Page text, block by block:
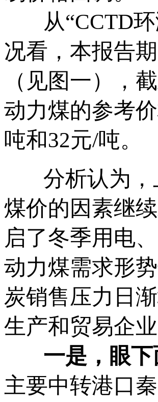
从“CCTD环
况看，本报告
（见图一），
动力煤的参考
吨和32元/吨。
分析认为，
煤价的因素继
启了冬季用电
动力煤需求形
炭销售压力日
生产和贸易企
一是，眼下
主要中转港口